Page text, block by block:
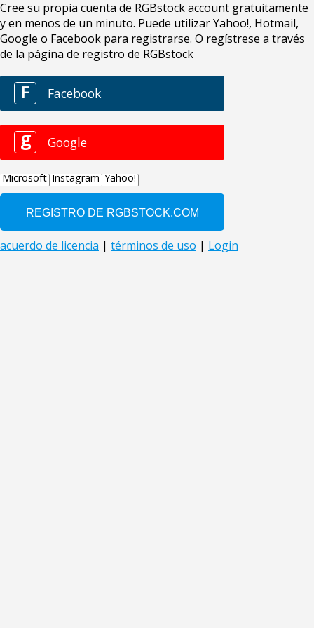
Cree su propia cuenta de RGBstock account gratuitamente
y en menos de un minuto. Puede utilizar Yahoo!, Hotmail,
Google o Facebook para registrarse. O regístrese a través
de la página de registro de RGBstock
F Facebook
g Google
Microsoft Instagram Yahoo!
acuerdo de licencia | términos de uso | Login